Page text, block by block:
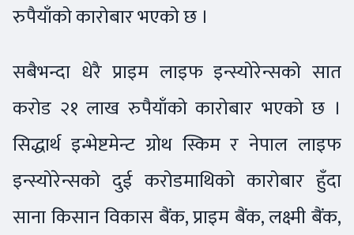
रुपैयाँको कारोबार भएको छ ।
सबैभन्दा धेरै प्राइम लाइफ इन्स्योरेन्सको सात
करोड २१ लाख रुपैयाँको कारोबार भएको छ ।
सिद्धार्थ इन्भेष्टमेन्ट ग्रोथ स्किम र नेपाल लाइफ
इन्स्योरेन्सको दुई करोडमाथिको कारोबार हुँदा
साना किसान विकास बैंक, प्राइम बैंक, लक्ष्मी बैंक,